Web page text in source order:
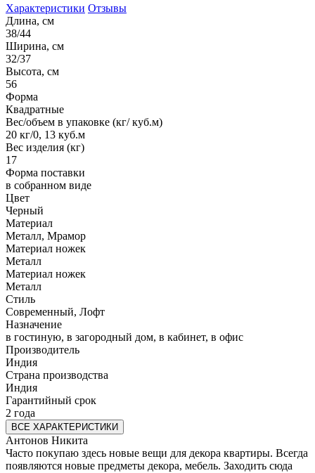
Характеристики Отзывы
Длина, см
38/44
Ширина, см
32/37
Высота, см
56
Форма
Квадратные
Вес/объем в упаковке (кг/ куб.м)
20 кг/0, 13 куб.м
Вес изделия (кг)
17
Форма поставки
в собранном виде
Цвет
Черный
Материал
Металл, Мрамор
Материал ножек
Металл
Материал ножек
Металл
Стиль
Современный, Лофт
Назначение
в гостиную, в загородный дом, в кабинет, в офис
Производитель
Индия
Страна производства
Индия
Гарантийный срок
2 года
ВСЕ ХАРАКТЕРИСТИКИ
Антонов Никита
Часто покупаю здесь новые вещи для декора квартиры. Всегда
появляются новые предметы декора, мебель. Заходить сюда